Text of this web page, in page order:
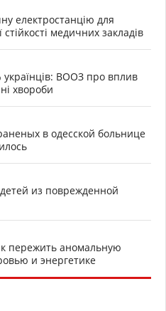
електростанцію для
медичних закладів
українців: ВООЗ про вплив
хвороби
в одесской больнице
из поврежденной
пережить аномальную
и энергетике